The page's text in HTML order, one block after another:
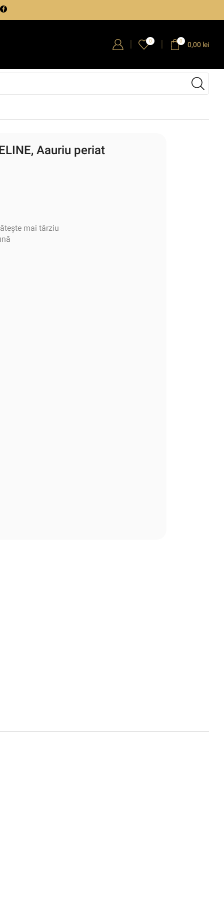
0 0 0,00 lei
Aauriu periat
mai târziu